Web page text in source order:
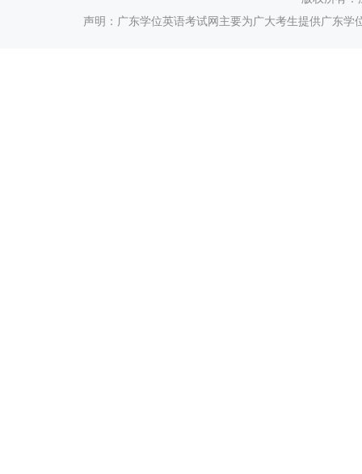
声明：广东学位英语考试网主要为广大考生提供广东